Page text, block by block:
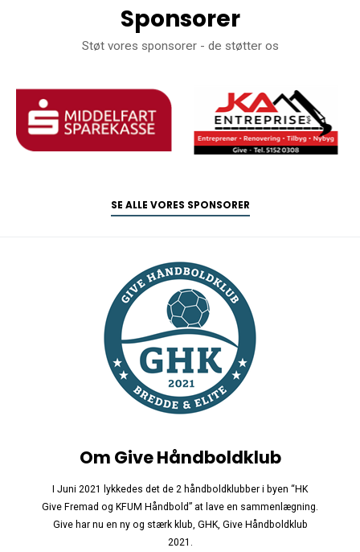
Sponsorer
Støt vores sponsorer - de støtter os
SE ALLE VORES SPONSORER
Om Give Håndboldklub
I Juni 2021 lykkedes det de 2 håndboldklubber i byen “HK
Give Fremad og KFUM Håndbold” at lave en sammenlægning.
Give har nu en ny og stærk klub, GHK, Give Håndboldklub
2021.